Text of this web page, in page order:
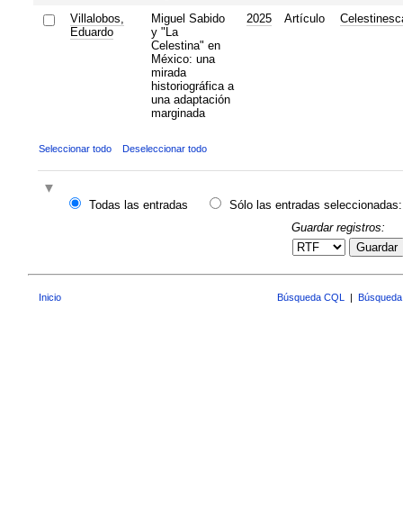
Villalobos,
Eduardo
Miguel Sabido
y "La
Celestina" en
México: una
mirada
historiográfica a
una adaptación
marginada
2025 Artículo
Seleccionar todo Deseleccionar todo
Todas las entradas
Sólo las entradas seleccionadas:
Guardar registros:
Guardar
Inicio Búsqueda CQL